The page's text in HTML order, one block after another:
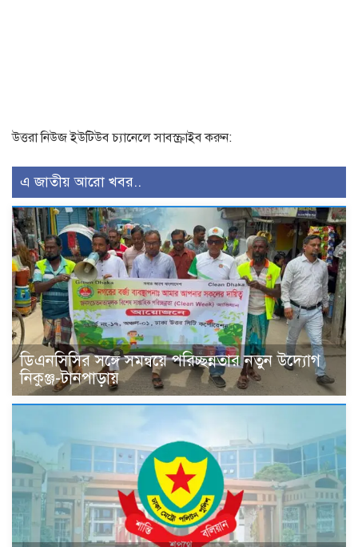
উত্তরা নিউজ ইউটিউব চ্যানেলে সাবস্ক্রাইব করুন:
এ জাতীয় আরো খবর..
ডিএনসিসির সঙ্গে সমন্বয়ে পরিচ্ছন্নতার নতুন উদ্যোগ
নিকুঞ্জ-টানপাড়ায়